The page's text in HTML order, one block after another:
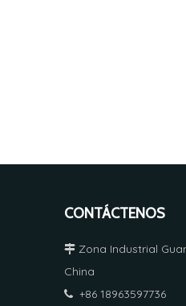
CONTÁCTENOS
 Zona Industrial
China
 +86 18963597736